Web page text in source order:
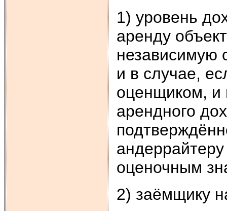
1) уровень
аренду
независимую
и в случае,
оценщиком, и
арендного
андеррайтеру
оценочным
2) заёмщику